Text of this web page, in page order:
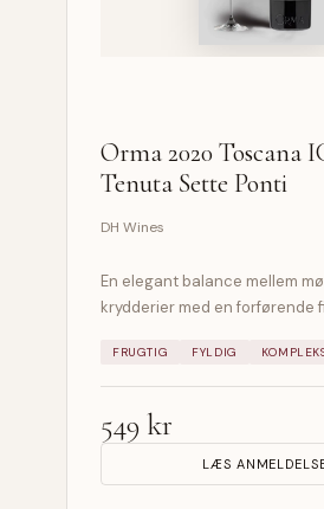
Orma 2020 Toscana
Tenuta Sette Ponti
DH Wines
En elegant balance mellem
krydderier med en forførende
FRUGTIG FYLDIG
549 kr
LÆS